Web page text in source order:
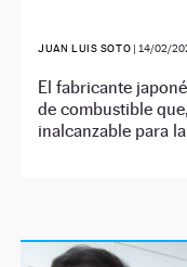
JUAN LUIS SOTO | 14/02/
El fabricante
de combustible
inalcanzable para